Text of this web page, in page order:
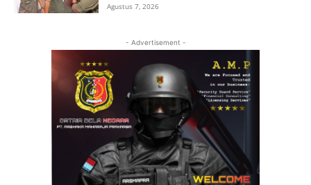
Agustus 7, 2026
- Advertisement -